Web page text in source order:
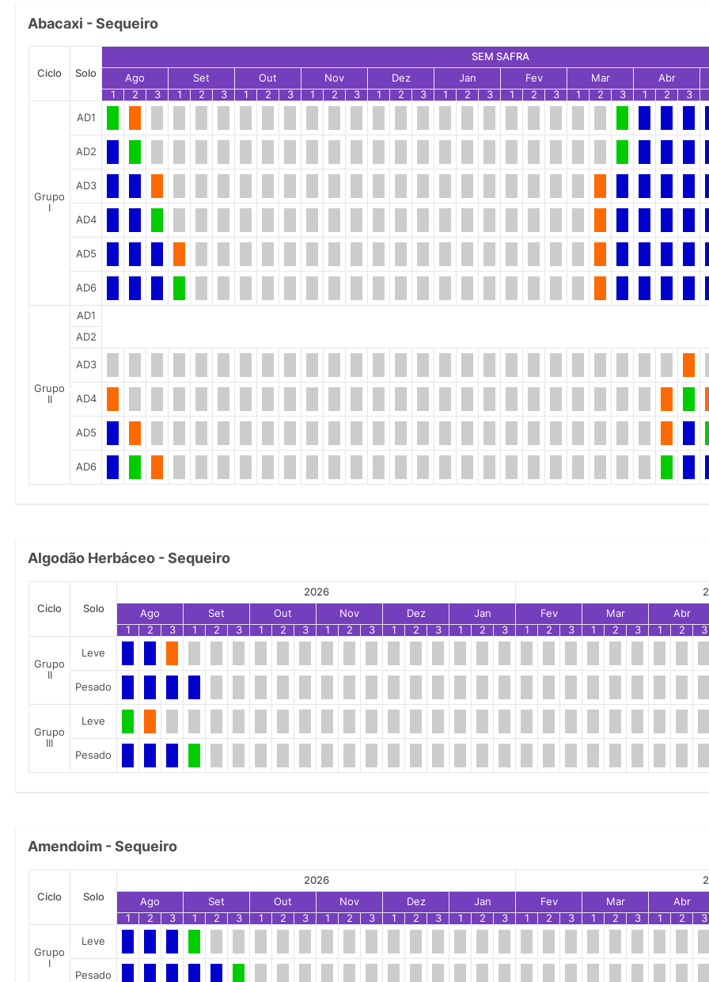
Abacaxi - Sequeiro
Ciclo Solo
SEM SAFRA
Ago
Set Out Nov Dez Jan Fev Mar Abr
1
2 3 1 2 3 1 2 3 1 2 3 1 2 3 1 2 3 1 2 3 1 2 3 1 2 3
Grupo
I
AD1
AD2
AD3
AD4
AD5
AD6
Grupo
II
AD1
AD2
AD3
AD4
AD5
AD6
Algodão Herbáceo - Sequeiro
Ciclo Solo
2026
Ago
Set Out Nov Dez Jan Fev Mar Abr
1
2 3 1 2 3 1 2 3 1 2 3 1 2 3 1 2 3 1 2 3 1 2 3 1 2 3
Grupo
II
Leve
Pesado
Grupo
III
Leve
Pesado
Amendoim - Sequeiro
Ciclo Solo
2026
Ago
Set Out Nov Dez Jan Fev Mar Abr
1
2 3 1 2 3 1 2 3 1 2 3 1 2 3 1 2 3 1 2 3 1 2 3 1 2 3
Grupo
I
Leve
Pesado